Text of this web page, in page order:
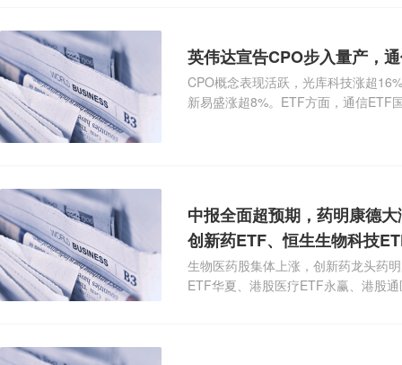
英伟达宣告CPO步入量产，
CPO概念表现活跃，光库科技涨超
新易盛涨超8%。ETF方面，通信ETF
中报全面超预期，药明康德
创新药ETF、恒生生物科技
生物医药股集体上涨，创新药龙头药
ETF华夏、港股医疗ETF永赢、港股